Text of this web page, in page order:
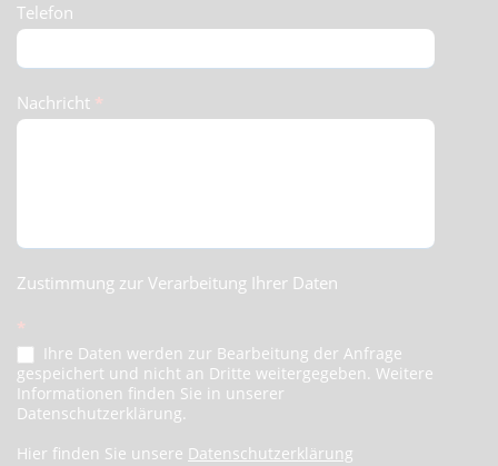
Telefon
Nachricht *
Zustimmung zur Verarbeitung Ihrer Daten
*
Ihre Daten werden zur Bearbeitung der Anfrage
gespeichert und nicht an Dritte weitergegeben. Weitere
Informationen finden Sie in unserer
Datenschutzerklärung.
Hier finden Sie unsere Datenschutzerklärung